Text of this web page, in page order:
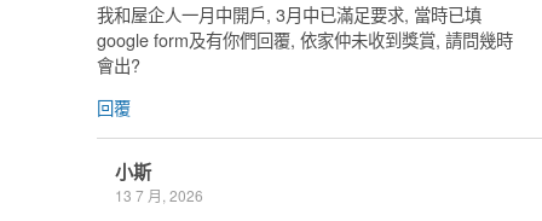
我和屋企人一月中開戶, 3月中已滿足要求, 當時已填
google form及有你們回覆, 依家仲未收到獎賞, 請問幾時
會出?
回覆
小斯
13 7 月, 2026